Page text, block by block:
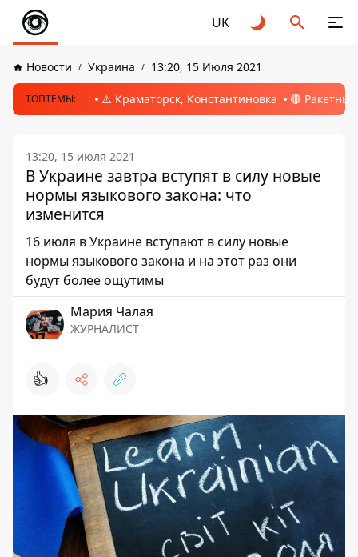
UK
Новости Украина 13:20, 15 Июля 2021
ТОПТЕМЫ: ⚠️ Краматорск, Константиновка 🔴
13:20, 15 июля 2021
В Украине завтра вступят в силу новые
нормы языкового закона: что
изменится
16 июля в Украине вступают в силу новые
нормы языкового закона и на этот раз они
будут более ощутимы
Мария Чалая
ЖУРНАЛИСТ
👍